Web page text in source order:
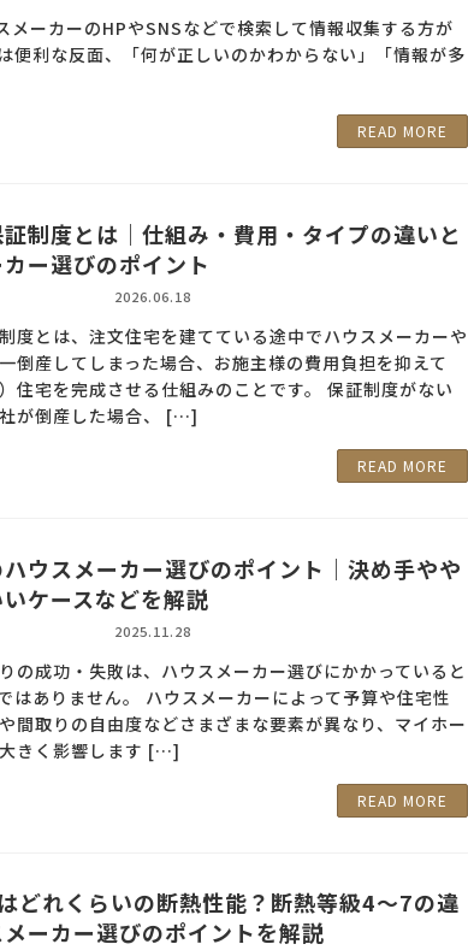
ーカーのHPやSNSなどで検索して情報収集する方が
便利な反面、「何が正しいのかわからない」「情報が多
READ MORE
制度とは｜仕組み・費用・タイプの違いと
ー選びのポイント
2026.06.18
度とは、注文住宅を建てている途中でハウスメーカーや
倒産してしまった場合、お施主様の費用負担を抑えて
）住宅を完成させる仕組みのことです。 保証制度がない
が倒産した場合、 […]
READ MORE
ウスメーカー選びのポイント｜決め手やや
ケースなどを解説
2025.11.28
の成功・失敗は、ハウスメーカー選びにかかっていると
はありません。 ハウスメーカーによって予算や住宅性
間取りの自由度などさまざまな要素が異なり、マイホー
きく影響します […]
READ MORE
どれくらいの断熱性能？断熱等級4～7の違
ーカー選びのポイントを解説